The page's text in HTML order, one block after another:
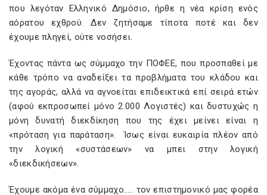
που λεγόταν Ελληνικό Δημόσιο, ήρθε η νέα κρίση ενός
αόρατου εχθρού. Δεν ζητήσαμε τίποτα ποτέ και δεν
έχουμε πληγεί, ούτε νοσήσει.
Έχοντας πάντα ως σύμμαχο την ΠΟΦΕΕ, που προσπαθεί με
κάθε τρόπο να αναδείξει τα προβλήματα του κλάδου και
της αγοράς, αλλά να αγνοείται επιδεικτικά επί σειρά ετών
(αφού εκπροσωπεί μόνο 2.000 Λογιστές) και δυστυχώς η
μόνη δυνατή διεκδίκηση που της έχει μείνει είναι η
«πρόταση για παράταση». Ίσως είναι ευκαιρία πλέον από
την λογική «συστάσεων» να μπει στην λογική
«διεκδικήσεων».
Έχουμε ακόμα ένα σύμμαχο….. τον επιστημονικό μας φορέα